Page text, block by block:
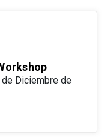
Diciembre de